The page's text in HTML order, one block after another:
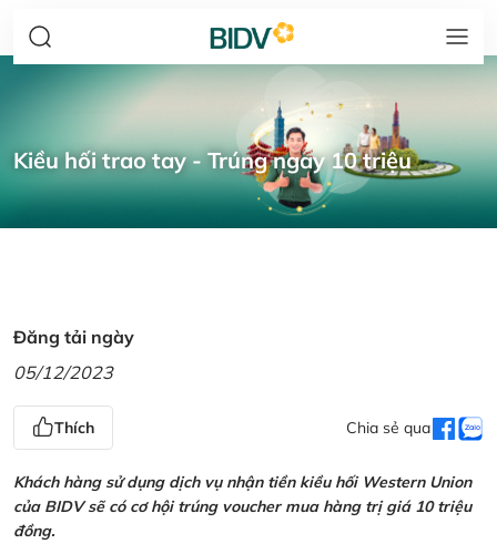
Kiều hối trao tay - Trúng ngay 10 triệu
Đăng tải ngày
05/12/2023
Thích Chia sẻ qua
Khách hàng sử dụng dịch vụ nhận tiền kiều hối Western Union
của BIDV sẽ có cơ hội trúng voucher mua hàng trị giá 10 triệu
đồng.